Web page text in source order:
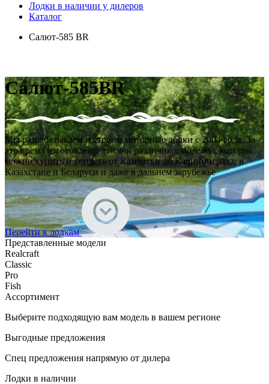
Лодки в наличии у дилеров
Каталог
Салют-585 BR
Салют-585BR
Мы разрабатываем и строим моторные лодки с 2004 года. За
это время изготовлены тысячи различных моделей, которые
можно купить и увидеть от Камчатки до Калининграда, в
Казахстане и Беларуси и даже в дальнем зарубежье
Перейти к лодкам
Представленные модели
Realcraft
Classic
Pro
Fish
Ассортимент
Выберите подходящую вам модель в вашем регионе
Выгодные предложения
Спец предложения напрямую от дилера
Лодки в наличии